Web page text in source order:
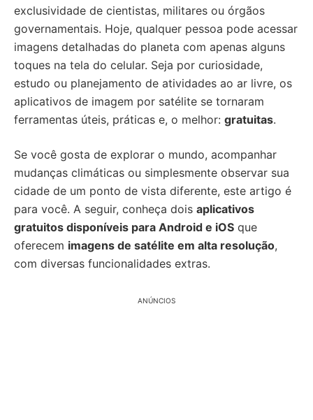
exclusividade de cientistas, militares ou órgãos
governamentais. Hoje, qualquer pessoa pode acessar
imagens detalhadas do planeta com apenas alguns
toques na tela do celular. Seja por curiosidade,
estudo ou planejamento de atividades ao ar livre, os
aplicativos de imagem por satélite se tornaram
ferramentas úteis, práticas e, o melhor: gratuitas.
Se você gosta de explorar o mundo, acompanhar
mudanças climáticas ou simplesmente observar sua
cidade de um ponto de vista diferente, este artigo é
para você. A seguir, conheça dois aplicativos
gratuitos disponíveis para Android e iOS que
oferecem imagens de satélite em alta resolução,
com diversas funcionalidades extras.
ANÚNCIOS